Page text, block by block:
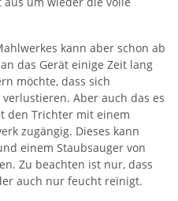
kann aber schon ab
das Gerät einige Zeit lang
möchte, dass sich
Aber auch das es
den Trichter mit einem
zugängig. Dieses kann
einem Staubsauger von
Zu beachten ist nur, dass
auch nur feucht reinigt.